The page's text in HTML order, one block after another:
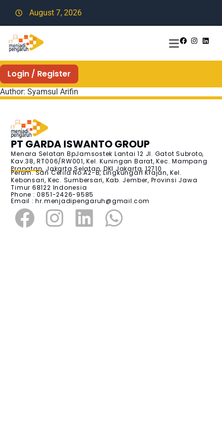
August 7, 2026
Login / Register
Author: Syamsul Arifin
PT GARDA ISWANTO GROUP
Menara Selatan BpJamsostek Lantai 12 Jl. Gatot Subroto,
Kav.38, RT006/RW001, Kel. Kuningan Barat, Kec. Mampang
Prapatan, Jakarta Selatan, DKI Jakarta, 12710
Perum. San Cefila No.A2-B, Lingkungan Krajan, Kel.
Kebonsari, Kec. Sumbersari, Kab. Jember, Provinsi Jawa
Timur 68122 Indonesia
Phone : 0851-2426-9585
Email :hr.menjadipengaruh@gmail.com